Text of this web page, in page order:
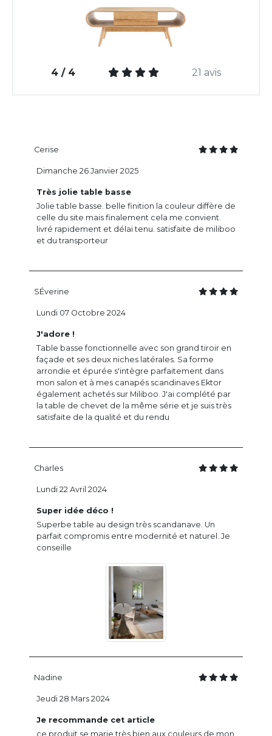
4 / 4 21 avis
Cerise
Très jolie table basse
Jolie table basse. belle finition la couleur diffère de
celle du site mais finalement cela me convient.
livré rapidement et délai tenu. satisfaite de miliboo
et du transporteur
Dimanche 26 Janvier 2025
SÉverine
J'adore !
Table basse fonctionnelle avec son grand tiroir en
façade et ses deux niches latérales. Sa forme
arrondie et épurée s'intègre parfaitement dans
mon salon et à mes canapés scandinaves Ektor
également achetés sur Miliboo. J'ai complété par
la table de chevet de la même série et je suis très
satisfaite de la qualité et du rendu
Lundi 07 Octobre 2024
Charles
Super idée déco !
Superbe table au design très scandanave. Un
parfait compromis entre modernité et naturel. Je
conseille
Lundi 22 Avril 2024
Nadine
Je recommande cet article
ce produit se marie très bien aux couleurs de mon
Jeudi 28 Mars 2024